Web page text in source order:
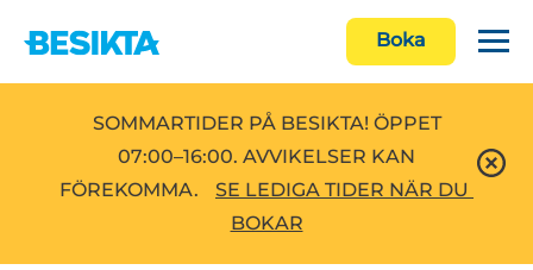
Boka
SOMMARTIDER PÅ BESIKTA! ÖPPET
07:00–16:00. AVVIKELSER KAN
FÖREKOMMA.
SE LEDIGA TIDER NÄR DU
BOKAR